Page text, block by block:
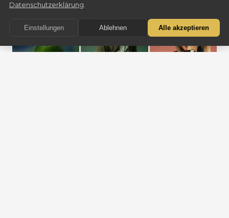
Datenschutzerklärung
Einstellungen Ablehnen Alle akzeptieren